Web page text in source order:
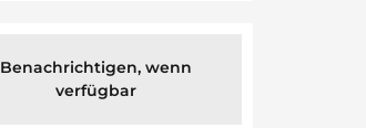
Benachrichtigen, wenn
verfügbar